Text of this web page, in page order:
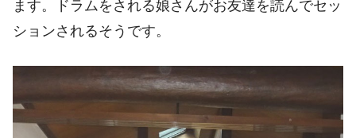
ます。ドラムをされる娘さんがお友達を読んでセッ
ションされるそうです。